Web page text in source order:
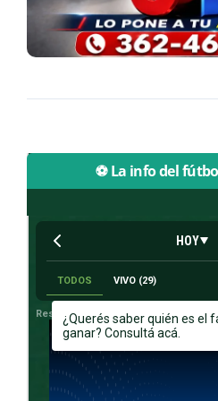
⚽ La info del